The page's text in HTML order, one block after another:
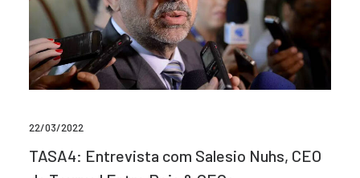
22/03/2022
TASA4: Entrevista com Salesio Nuhs, CEO